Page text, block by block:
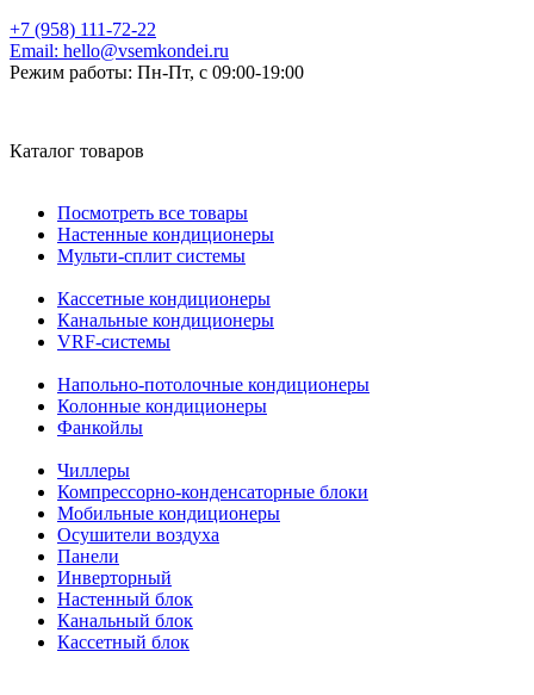
+7 (958) 111-72-22
Email: hello@vsemkondei.ru
Режим работы: Пн-Пт, с 09:00-19:00
Каталог товаров
Посмотреть все товары
Настенные кондиционеры
Мульти-сплит системы
Кассетные кондиционеры
Канальные кондиционеры
VRF-системы
Напольно-потолочные кондиционеры
Колонные кондиционеры
Фанкойлы
Чиллеры
Компрессорно-конденсаторные блоки
Мобильные кондиционеры
Осушители воздуха
Панели
Инверторный
Настенный блок
Канальный блок
Кассетный блок